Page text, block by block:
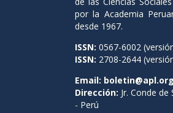
por la Academia
desde 1967.
ISSN: 0567-6002
ISSN: 2708-2644
Email:
Dirección: Jr. Conde de
- Perú